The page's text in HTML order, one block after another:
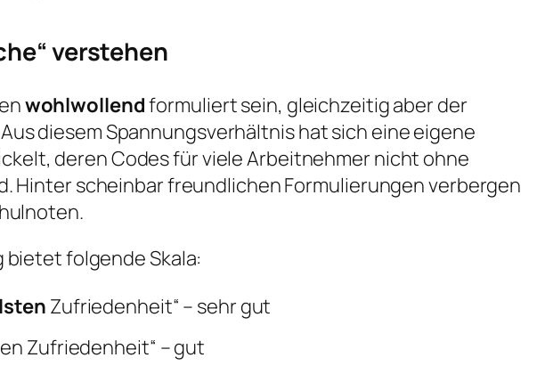
verstehen
wohlwollendformuliert sein, gleichzeitig aber der
diesem Spannungsverhältnis hat sich eine eigene
deren Codes für viele Arbeitnehmer nicht ohne
Hinter scheinbar freundlichen Formulierungen verbergen
folgende Skala:
Zufriedenheit“ – sehr gut
Zufriedenheit“ – gut